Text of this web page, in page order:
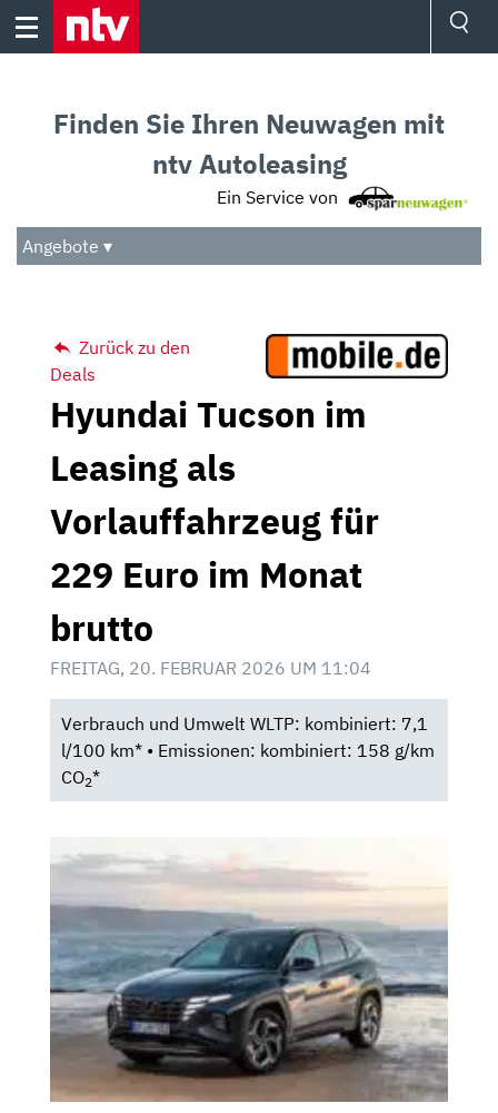
Skip
Audio
Das Beste
Finden Sie Ihren Neuwagen mit
ntv Autoleasing
Ein Service von
Angebote ▾
Zurück zu den
Deals
Hyundai Tucson im
Leasing als
Vorlauffahrzeug für
229 Euro im Monat
brutto
FREITAG, 20. FEBRUAR 2026 UM 11:04
Verbrauch und Umwelt WLTP: kombiniert: 7,1
l/100 km* • Emissionen: kombiniert: 158 g/km
CO2*